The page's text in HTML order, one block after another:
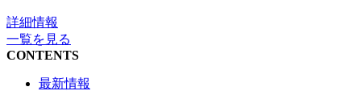
詳細情報
一覧を見る
CONTENTS
最新情報